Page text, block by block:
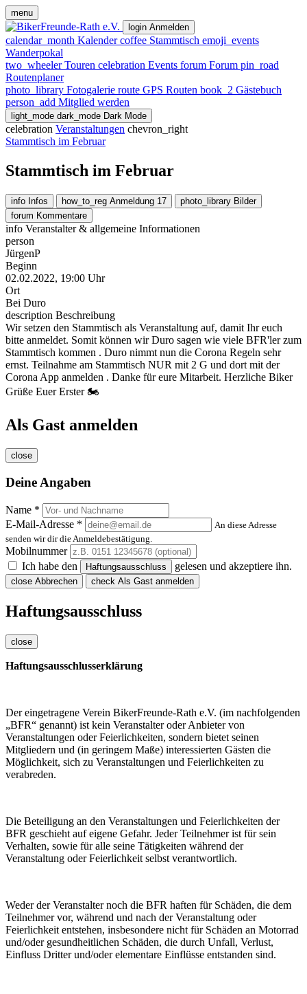
menu
login Anmelden
calendar_month Kalender coffee Stammtisch emoji_events
Wanderpokal
two_wheeler Touren celebration Events forum Forum pin_road
Routenplaner
photo_library Fotogalerie route GPS Routen book_2 Gästebuch
person_add Mitglied werden
light_mode dark_mode Dark Mode
celebration Veranstaltungen chevron_right
Stammtisch im Februar
Stammtisch im Februar
info Infos how_to_reg Anmeldung 17 photo_library Bilder
forum Kommentare
info Veranstalter & allgemeine Informationen
person
JürgenP
Beginn
02.02.2022, 19:00 Uhr
Ort
Bei Duro
description Beschreibung
Wir setzen den Stammtisch als Veranstaltung auf, damit Ihr euch
bitte anmeldet. Somit können wir Duro sagen wie viele BFR'ler zum
Stammtisch kommen . Duro nimmt nun die Corona Regeln sehr
ernst. Teilnahme am Stammtisch NUR mit 2 G und dort mit der
Corona App anmelden . Danke für eure Mitarbeit. Herzliche Biker
Grüße Euer Erster 🏍️
Als Gast anmelden
close
Deine Angaben
Name *
E-Mail-Adresse *
An diese Adresse
senden wir dir die Anmeldebestätigung.
Mobilnummer
Ich habe den
Haftungsausschluss gelesen und akzeptiere ihn.
close Abbrechen check Als Gast anmelden
Haftungsausschluss
close
Haftungsausschlusserklärung
Der eingetragene Verein BikerFreunde-Rath e.V. (im nachfolgenden
„BFR“ genannt) ist kein Veranstalter oder Anbieter von
Veranstaltungen oder Feierlichkeiten, sondern bietet seinen
Mitgliedern und (in geringem Maße) interessierten Gästen die
Möglichkeit, sich zu Veranstaltungen und Feierlichkeiten zu
verabreden.
Die Beteiligung an den Veranstaltungen und Feierlichkeiten der
BFR geschieht auf eigene Gefahr. Jeder Teilnehmer ist für sein
Verhalten, sowie für alle seine Tätigkeiten während der
Veranstaltung oder Feierlichkeit selbst verantwortlich.
Weder der Veranstalter noch die BFR haften für Schäden, die dem
Teilnehmer vor, während und nach der Veranstaltung oder
Feierlichkeit entstehen, insbesondere nicht für Schäden an Motorrad
und/oder gesundheitlichen Schäden, die durch Unfall, Verlust,
Einfluss Dritter und/oder elementare Einflüsse entstanden sind.